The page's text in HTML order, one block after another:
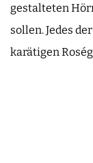
gestalteten
sollen. Jedes
karätigen